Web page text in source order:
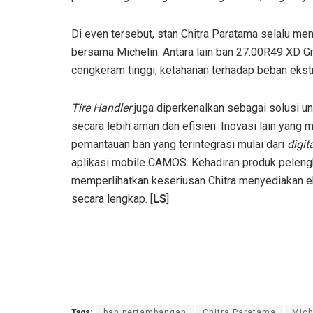
Di even tersebut, stan Chitra Paratama selalu
bersama Michelin. Antara lain ban 27.00R49 XD
cengkeram tinggi, ketahanan terhadap beban
Tire Handlerjuga diperkenalkan sebagai solusi
secara lebih aman dan efisien. Inovasi lain yang
pemantauan ban yang terintegrasi mulai dari
aplikasi mobile CAMOS. Kehadiran produk
memperlihatkan keseriusan Chitra
secara lengkap. [LS]